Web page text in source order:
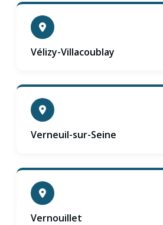
Vélizy-Villacoublay
Verneuil-sur-Seine
Vernouillet